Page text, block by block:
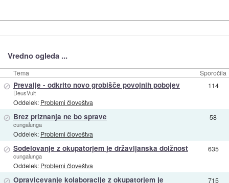
Vredno ogleda ...
Tema Sporočila
⊘ Prevalje - odkrito novo grobišče povojnih pobojev
DeusVult
Oddelek: Problemi človeštva
114
⊘ Brez priznanja ne bo sprave
cungalunga
Oddelek: Problemi človeštva
58
⊘ Sodelovanje z okupatorjem je državljanska dolžnost
cungalunga
Oddelek: Problemi človeštva
635
⊘ Opravicevanje kolaboracije z okupatorjem je 715